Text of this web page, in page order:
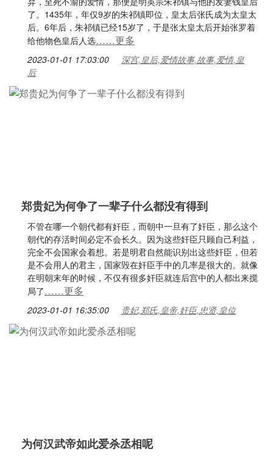
了。1435年，年仅9岁的朱祁镇即位，皇太后张氏成为太皇太
后。6年后，朱祁镇已经15岁了，于是张太皇太后开始张罗着
给他物色皇后人选……更多
2023-01-01 17:03:00
深宫,皇后,爱情故事,故事,爱情,皇
后
郑贵妃为何争了一辈子什么都没有得到
不管在哪一个朝代都有奸臣，而朝中一旦有了奸臣，那么这个
朝代的存活时间必定不会长久。因为这些奸臣只顾自己利益，
完全不会国家会着想。若是明君自然能识别出这些奸臣，但若
是不会用人的君主，国家毁在奸臣手中的几率是很大的。就像
在明朝末年的时候，不仅有很多奸臣就连后宫中的人都出来搅
局了……更多
2023-01-01 16:35:00 贵妃,郑氏,皇帝,奸臣,忠贤,皇位
为何汉武帝如此爱杀丞相呢